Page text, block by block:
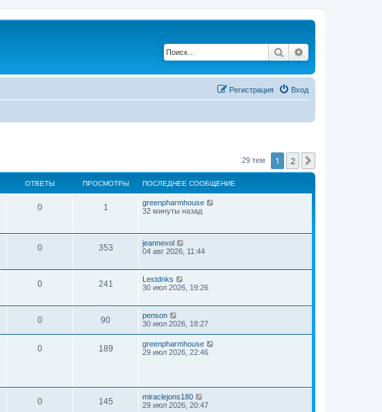
Поиск
Вход
Регистрация
29 тем 1 2
ОТВЕТЫ ПРОСМОТРЫ ПОСЛЕДНЕЕ СООБЩЕНИЕ
0 1
greenpharmhouse
32 минуты назад
0 353
jeannevol
04 авг 2026, 11:44
0 241
Lestdnks
30 июл 2026, 19:26
0 90
penson
30 июл 2026, 18:27
0 189
greenpharmhouse
29 июл 2026, 22:46
0 145
miraclejons180
29 июл 2026, 20:47